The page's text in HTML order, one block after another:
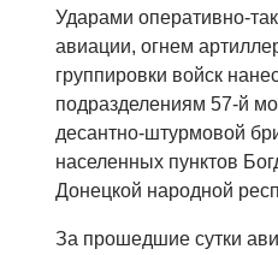
Ударами оперативно-
авиации, огнем
группировки войск
подразделениям 57-й
десантно-штурмовой
населенных пунктов
Донецкой народной
За прошедшие сутки